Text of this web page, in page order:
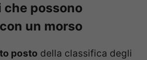
che possono
un morso
posto della classifica degli